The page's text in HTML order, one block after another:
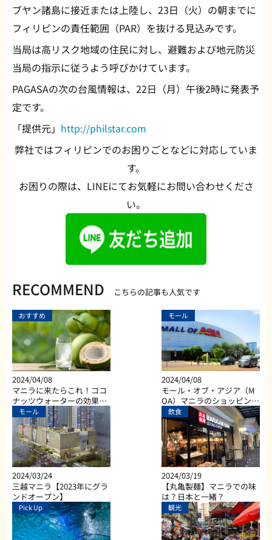
ブヤン諸島に接近または上陸し、23日（火）の朝までに
フィリピンの責任範囲（PAR）を抜ける見込みです。
当局は高リスク地域の住民に対し、避難および地元防災
当局の指示に従うよう呼びかけています。
PAGASAの次の台風情報は、22日（月）午後2時に発表予
定です。
「提供元」 http://philstar.com
弊社ではフィリピンでのお困りごとなどに対応していま
す。
お困りの際は、LINEにてお気軽にお問い合わせくださ
い。
RECOMMEND こちらの記事も人気です
おすすめ
2024/04/08
マニラに来たらこれ！ココ
ナッツウォーターの効果と
は？
モール
2024/04/08
モール・オブ・アジア（M
OA）マニラのショッピン
グ、ダイニング、エンター
テイメントなど総合施設
モール
2024/03/24
三越マニラ【2023年にグラ
ンドオープン】
飲食
2024/03/19
【丸亀製麺】マニラでの味
は？日本と一緒？
Pick Up 観光